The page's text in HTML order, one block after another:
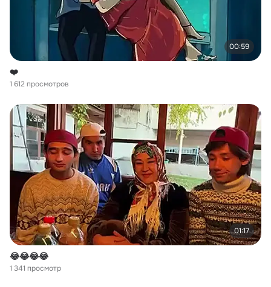
00:59
❤️
1 612 просмотров
01:17
😂😂😂😂
1 341 просмотр